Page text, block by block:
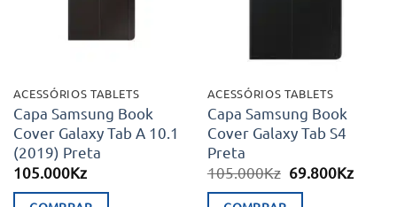
ACESSÓRIOS TABLETS
Capa Samsung Book
Cover Galaxy Tab A 10.1
(2019) Preta
105.000Kz
ACESSÓRIOS TABLETS
Capa Samsung Book
Cover Galaxy Tab S4
Preta
105.000Kz O
69.800KzO